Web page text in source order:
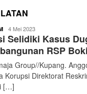
buserjatim
4 Mei 2023
Selidiki Kasus
RSP
Group//Kupang.
Korupsi Direktorat
[…]